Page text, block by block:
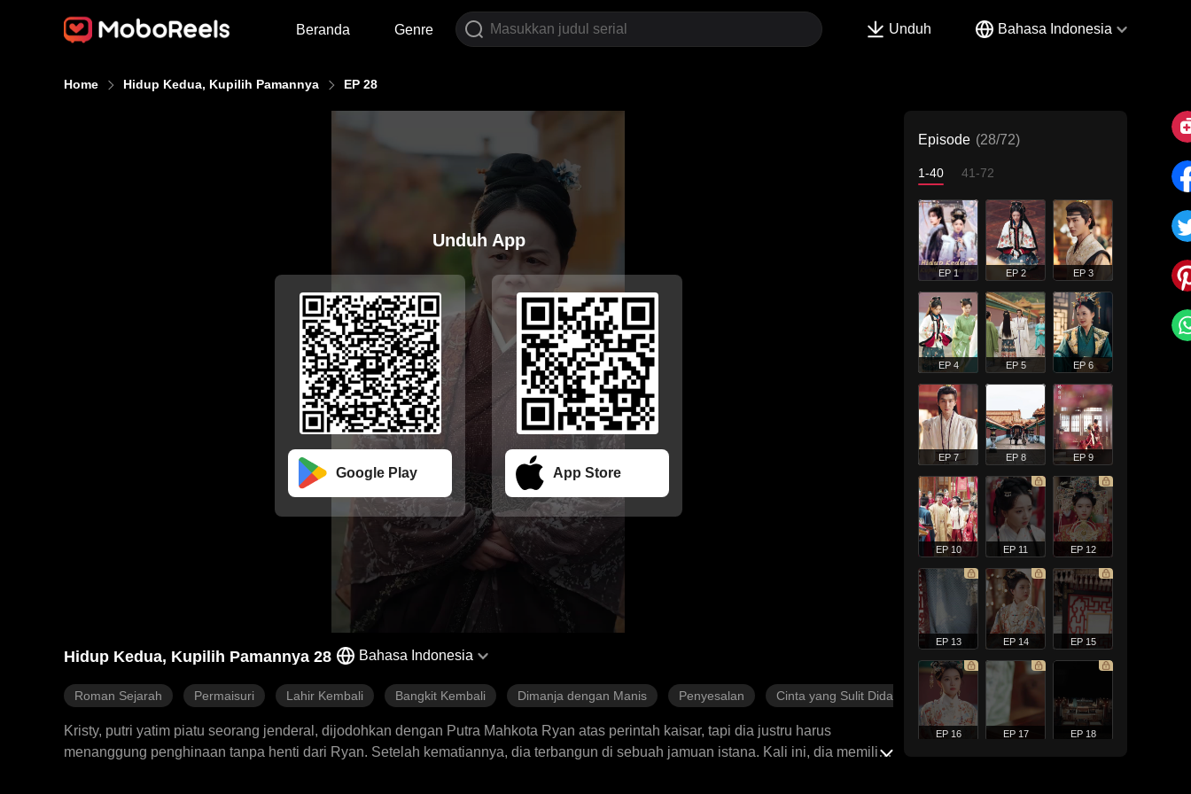
Beranda Genre Unduh Bahasa Indonesia
Home Hidup Kedua, Kupilih Pamannya EP 28
Unduh App
Google Play App Store
Hidup Kedua, Kupilih Pamannya 28 Bahasa Indonesia
Roman Sejarah Permaisuri Lahir Kembali Bangkit Kembali Dimanja dengan Manis Penyesalan Cinta yang Sulit Didapatkan
Kristy, putri yatim piatu seorang jenderal, dijodohkan dengan Putra Mahkota Ryan atas perintah kaisar, tapi dia justru harus
menanggung penghinaan tanpa henti dari Ryan. Setelah kematiannya, dia terbangun di sebuah jamuan istana. Kali ini, dia memilih
Episode (28/72)
1-40 41-72
EP 1 EP 2 EP 3
EP 4 EP 5 EP 6
EP 7 EP 8 EP 9
EP 10 EP 11 EP 12
EP 13 EP 14 EP 15
EP 16 EP 17 EP 18